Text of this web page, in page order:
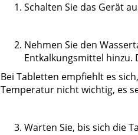
Schalten Sie das Gerät
Nehmen Sie den
Entkalkungsmittel hinzu.
Bei Tabletten empfiehlt es
Temperatur nicht wichtig, es
Warten Sie, bis sich die